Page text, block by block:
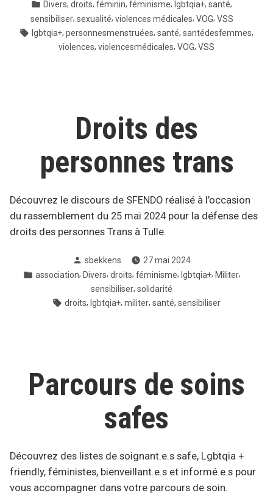
VOG »
par
Posté
dans
Divers, droits, féminin, féminisme, lgbtqia+, santé,
sensibiliser, sexualité, violences médicales, VOG, VSS
Tags:
lgbtqia+, personnesmenstruées, santé, santédesfemmes,
violences, violencesmédicales, VOG, VSS
Droits des
personnes trans
Découvrez le discours de SFENDO réalisé à l’occasion
du rassemblement du 25 mai 2024 pour la défense des
droits des personnes Trans à Tulle.
Posté
par
sbekkens
27 mai 2024
Posté
association, Divers, droits, féminisme, lgbtqia+, Militer,
sensibiliser, solidarité
Tags:
droits, lgbtqia+, militer, santé, sensibiliser
Parcours de soins
safes
Découvrez des listes de soignant.e.s safe, Lgbtqia +
friendly, féministes, bienveillant.e.s et informé.e.s pour
vous accompagner dans votre parcours de soin.